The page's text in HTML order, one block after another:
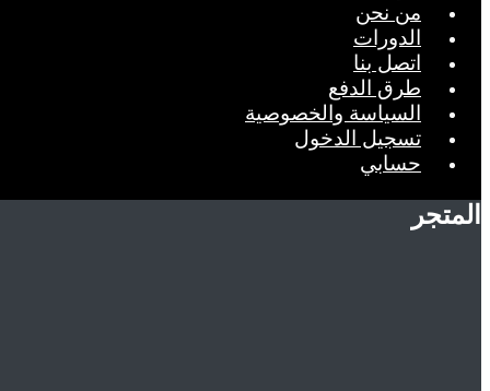
من نحن
الدورات
اتصل بنا
طرق الدفع
السياسة والخصوصية
تسجيل الدخول
حسابي
المتجر